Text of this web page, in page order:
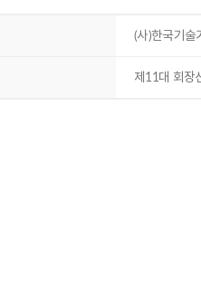
(사)한국기술
제11대 회장